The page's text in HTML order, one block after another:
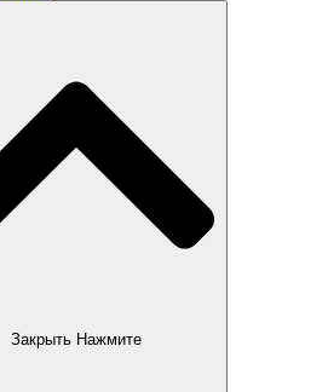
Закрыть Нажмите